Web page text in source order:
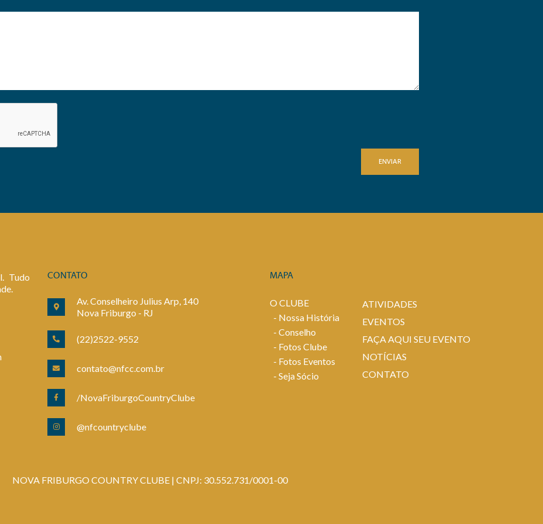
ENVIAR
Tudo
CONTATO
Av. Conselheiro Julius Arp, 140
Nova Friburgo - RJ
(22)2522-9552
contato@nfcc.com.br
/NovaFriburgoCountryClube
@nfcountryclube
MAPA
O CLUBE
- Nossa História
- Conselho
- Fotos Clube
- Fotos Eventos
- Seja Sócio
ATIVIDADES
EVENTOS
FAÇA AQUI SEU EVENTO
NOTÍCIAS
CONTATO
NOVA FRIBURGO COUNTRY CLUBE | CNPJ: 30.552.731/0001-00